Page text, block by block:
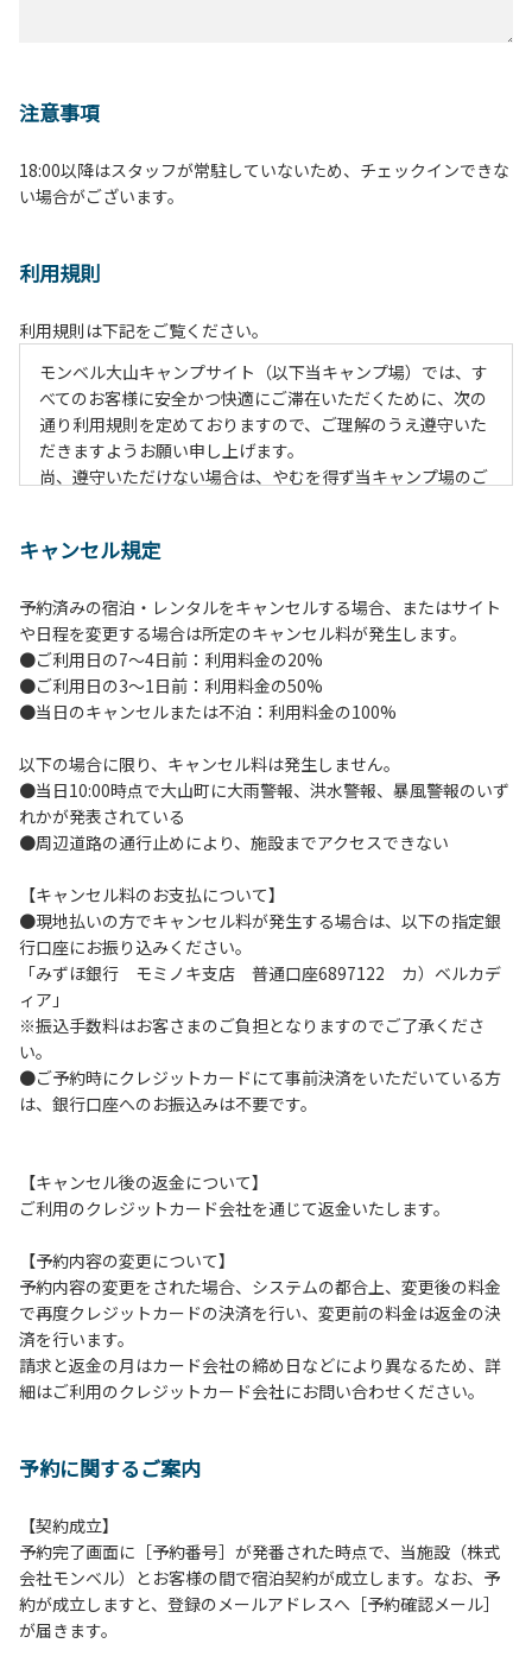
注意事項
18:00以降はスタッフが常駐していないため、チェックインできな
い場合がございます。
利用規則
利用規則は下記をご覧ください。
モンベル大山キャンプサイト（以下当キャンプ場）では、す
べてのお客様に安全かつ快適にご滞在いただくために、次の
通り利用規則を定めておりますので、ご理解のうえ遵守いた
だきますようお願い申し上げます。
尚、遵守いただけない場合は、やむを得ず当キャンプ場のご
【当キャンプ場利用に際してのご案内ならびに注意事項】
２．利用におけるルールを遵守いただき、ご自身で事故の防
止に努めてください。
３．安全管理上、お子さまの単独での行動はご遠慮くださ
い。
４．当キャンプ場内を車で移動する場合は徐行運転（5ｋｍ/
５．ゴミ（可燃）は指定のゴミ袋に分別した上で、指定の場
所へ捨ててください。ビン・缶・ペットボトルおよび不燃ゴ
ミは持ち帰りお願いします。
６．BBQ及び焚火台の灰につきましては鎮火を確認した上で
７．暴力団等反社会勢力及びその関係者ならびに公共の秩
序、善良の風俗に反する恐れのある場合には、ご利用をお断
りいたします。
８．不可抗力以外の事由により建造物、家具、備品、その他
の物品を損傷、紛失、汚染させた場合には、相当額を弁償し
ていただくことがあります。
９．当キャンプ場内（駐車場を含む）での事故や盗難などに
つきましては、一切の責任を負いかねます。
１０．車中で宿泊される場合は、必ずエンジンを停止してく
の間車輌移動はご遠慮ください。
１２．レンタル品は管理棟に返却してください。
宿泊可能なサイトは除く）
１４．キャンプ場内に喫煙所はございません。他のお客様の
ご迷惑にならないようにご配慮願います。
【当キャンプ場での禁止事項】
１．花火（手持ちや打ち上げなど全て）。
３．硬いボールでの球技。（野球、キャッチボール・サッカ
４．大きな音で音楽や楽器などを鳴らす行為。（ 但し貸切イ
ベントは除く）
５．発電機の使用。（但し貸切イベントは除く）
６．申込みされたサイト以外のサイトの利用や共用部（シャ
ワー棟、水道など）の占有行為。
キャンセル規定
予約済みの宿泊・レンタルをキャンセルする場合、またはサイト
や日程を変更する場合は所定のキャンセル料が発生します。
●ご利用日の7～4日前：利用料金の20%
●ご利用日の3～1日前：利用料金の50%
●当日のキャンセルまたは不泊：利用料金の100%
以下の場合に限り、キャンセル料は発生しません。
●当日10:00時点で大山町に大雨警報、洪水警報、暴風警報のいず
れかが発表されている
●周辺道路の通行止めにより、施設までアクセスできない
【キャンセル料のお支払について】
●現地払いの方でキャンセル料が発生する場合は、以下の指定銀
行口座にお振り込みください。
「みずほ銀行 モミノキ支店 普通口座6897122 カ）ベルカデ
ィア」
※振込手数料はお客さまのご負担となりますのでご了承くださ
い。
●ご予約時にクレジットカードにて事前決済をいただいている方
は、銀行口座へのお振込みは不要です。
【キャンセル後の返金について】
ご利用のクレジットカード会社を通じて返金いたします。
【予約内容の変更について】
予約内容の変更をされた場合、システムの都合上、変更後の料金
で再度クレジットカードの決済を行い、変更前の料金は返金の決
済を行います。
請求と返金の月はカード会社の締め日などにより異なるため、詳
細はご利用のクレジットカード会社にお問い合わせください。
予約に関するご案内
【契約成立】
予約完了画面に［予約番号］が発番された時点で、当施設（株式
会社モンベル）とお客様の間で宿泊契約が成立します。なお、予
約が成立しますと、登録のメールアドレスへ［予約確認メール］
が届きます。